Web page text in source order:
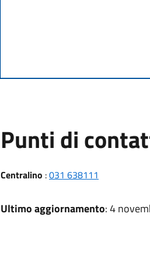
Punti di
Centralino :031 638111
Ultimo aggiornamento: 4